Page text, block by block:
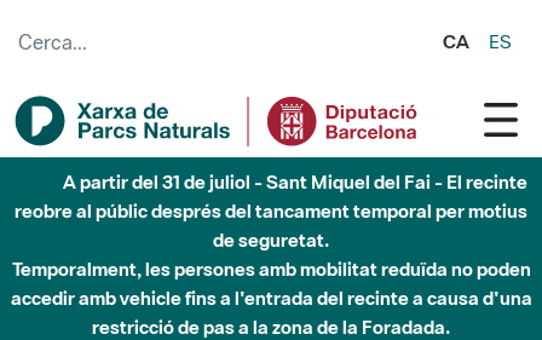
CA ES
A partir del 31 de juliol - Sant Miquel del Fai - El recinte
reobre al públic després del tancament temporal per motius
de seguretat.
Temporalment, les persones amb mobilitat reduïda no poden
accedir amb vehicle fins a l'entrada del recinte a causa d'una
restricció de pas a la zona de la Foradada.